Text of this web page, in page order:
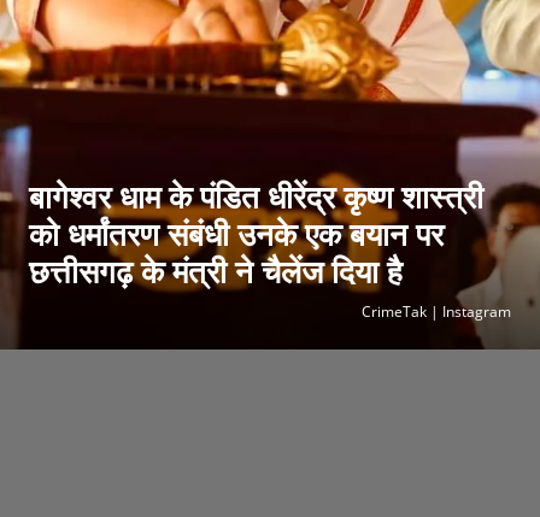
बागेश्वर धाम के पंडित धीरेंद्र कृष्ण शास्त्री
को धर्मांतरण संबंधी उनके एक बयान पर
छत्तीसगढ़ के मंत्री ने चैलेंज दिया है
CrimeTak | Instagram